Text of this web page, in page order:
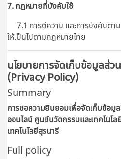
7. กฎหมายที่บังคับใช้
7.1 การตีความ และการบังคับตาม
ให้เป็นไปตามกฎหมายไทย
นโยบายการจัดเก็บข้อมูลส่
(Privacy Policy)
Summary
การขอความยินยอมเพื่อจัดเก็บข้อมู
ออนไลน์ศูนย์นวัตกรรมและเทคโนโ
เทคโนโลยีสุรนารี
Full policy